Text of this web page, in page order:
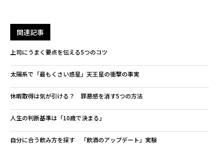
関連記事
上司にうまく要点を伝える5つのコツ
太陽系で「最もくさい惑星」天王星の衝撃の事実
休暇取得は気が引ける？ 罪悪感を消す5つの方法
人生の判断基準は「10歳で決まる」
自分に合う飲み方を探す 「飲酒のアップデート」実験